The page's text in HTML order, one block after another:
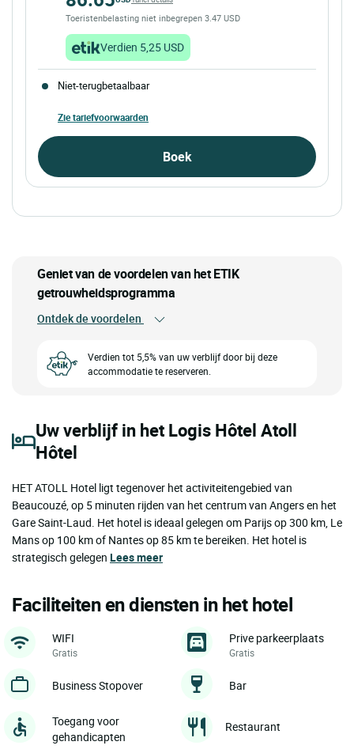
Toeristenbelasting niet inbegrepen 3.47 USD
Verdien 5,25 USD
Niet-terugbetaalbaar
Zie tariefvoorwaarden
Boek
Geniet van de voordelen van het ETIK
getrouwheidsprogramma
Ontdek de voordelen
Verdien tot 5,5% van uw verblijf door bij deze
accommodatie te reserveren.
Uw verblijf in het Logis Hôtel Atoll
Hôtel
HET ATOLL Hotel ligt tegenover het activiteitengebied van
Beaucouzé, op 5 minuten rijden van het centrum van Angers en het
Gare Saint-Laud. Het hotel is ideaal gelegen om Parijs op 300 km, Le
Mans op 100 km of Nantes op 85 km te bereiken. Het hotel is
strategisch gelegen Lees meer
Faciliteiten en diensten in het hotel
WIFI
Gratis
Prive parkeerplaats
Gratis
Business Stopover Bar
Toegang voor
gehandicapten
Restaurant